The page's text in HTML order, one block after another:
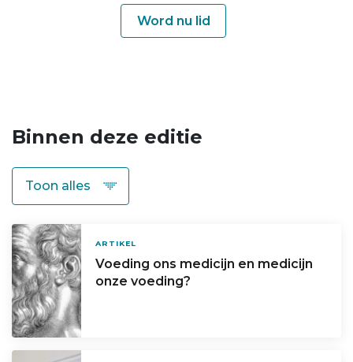
Word nu lid
Binnen deze editie
ARTIKEL
Voeding ons medicijn en medicijn
onze voeding?